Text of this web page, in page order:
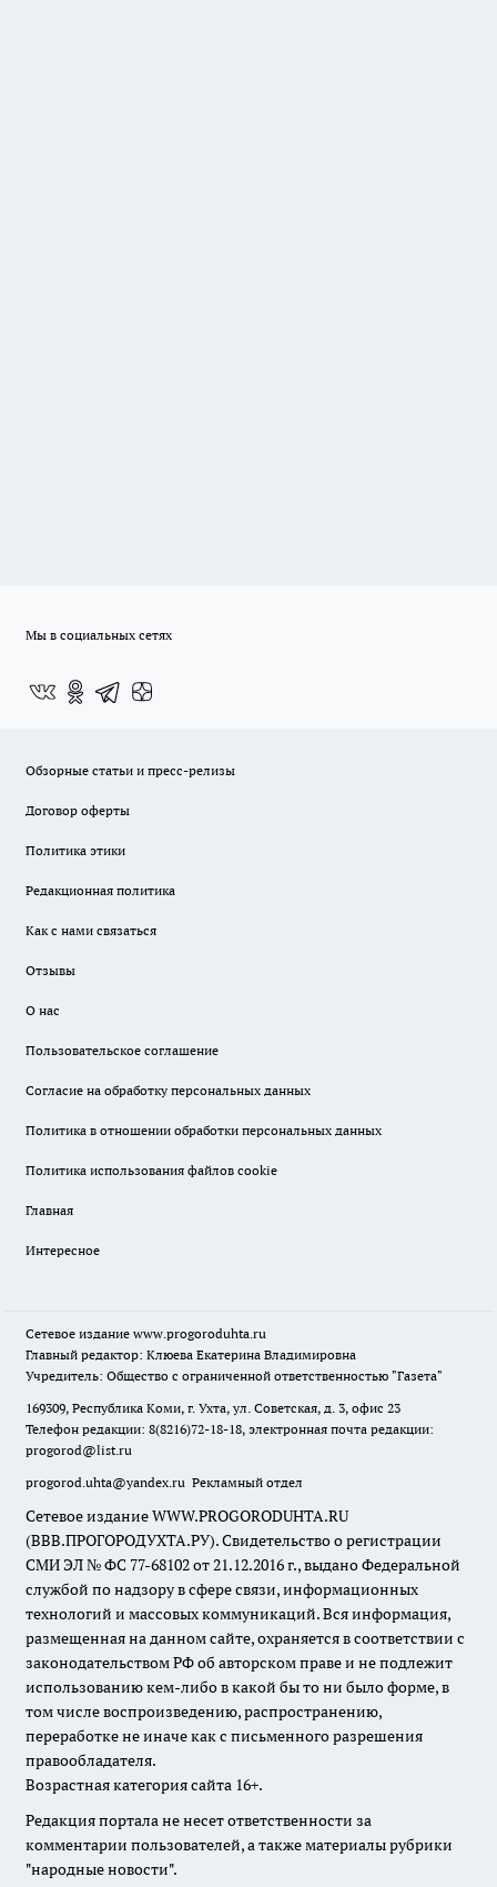
Мы в социальных сетях
Обзорные статьи и пресс-релизы
Договор оферты
Политика этики
Редакционная политика
Как с нами связаться
Отзывы
О нас
Пользовательское соглашение
Согласие на обработку персональных данных
Политика в отношении обработки персональных данных
Политика использования файлов cookie
Главная
Интересное
Сетевое издание www.progoroduhta.ru
Главный редактор: Клюева Екатерина Владимировна
Учредитель: Общество с ограниченной ответственностью "Газета"
169309, Республика Коми, г. Ухта, ул. Советская, д. 3, офис 23
Телефон редакции: 8(8216)72-18-18, электронная почта редакции:
progorod@list.ru
progorod.uhta@yandex.ru Рекламный отдел
Сетевое издание WWW.PROGORODUHTA.RU
(ВВВ.ПРОГОРОДУХТА.РУ). Свидетельство о регистрации
СМИ ЭЛ № ФС 77-68102 от 21.12.2016 г., выдано Федеральной
службой по надзору в сфере связи, информационных
технологий и массовых коммуникаций. Вся информация,
размещенная на данном сайте, охраняется в соответствии с
законодательством РФ об авторском праве и не подлежит
использованию кем-либо в какой бы то ни было форме, в
том числе воспроизведению, распространению,
переработке не иначе как с письменного разрешения
правообладателя.
Возрастная категория сайта 16+.
Редакция портала не несет ответственности за
комментарии пользователей, а также материалы рубрики
"народные новости".